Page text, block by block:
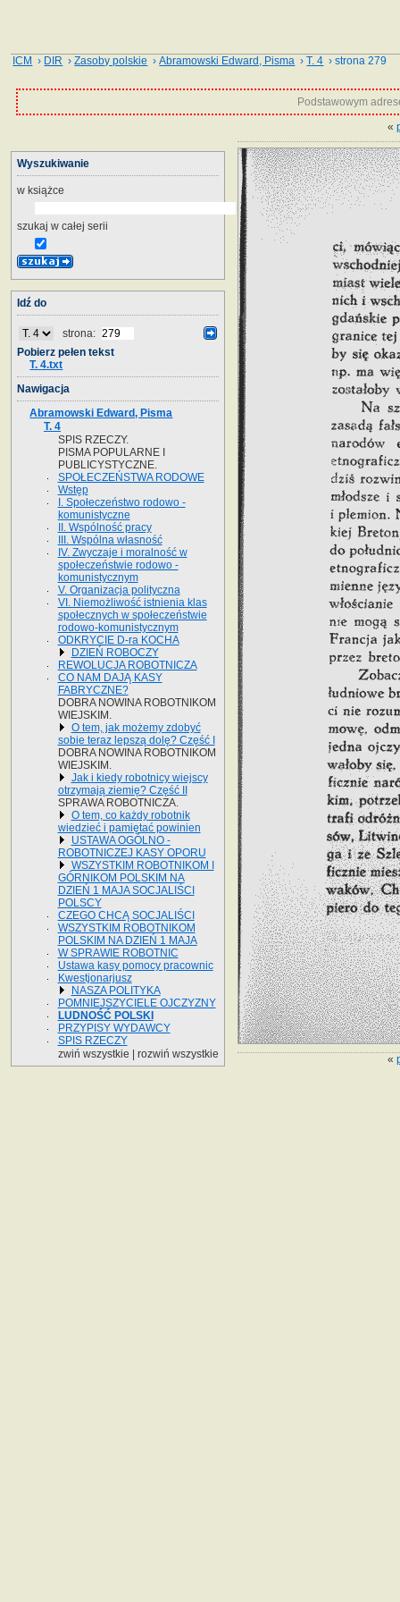
ICM › DIR ›Zasoby polskie ›Abramowski Edward, Pisma ›T. 4 › strona 279
Podstawowym
«
«
Wyszukiwanie
w książce
szukaj w całej serii
Idź do
strona:
Pobierz pełen tekst
T. 4.txt
Nawigacja
Abramowski Edward, Pisma
T. 4
SPIS RZECZY.
PISMA POPULARNE I
PUBLICYSTYCZNE.
SPOŁECZEŃSTWA RODOWE
Wstęp
I. Społeczeństwo rodowo -
komunistyczne
II. Wspólność pracy
III. Wspólna własność
IV. Zwyczaje i moralność w
społeczeństwie rodowo -
komunistycznym
V. Organizacja polityczna
VI. Niemożliwość istnienia klas
społecznych w społeczeństwie
rodowo-komunistycznym
ODKRYCIE D-ra KOCHA
DZIEŃ ROBOCZY
REWOLUCJA ROBOTNICZA
CO NAM DAJĄ KASY
FABRYCZNE?
DOBRA NOWINA ROBOTNIKOM
WIEJSKIM.
O tem, jak możemy zdobyć
sobie teraz lepszą dolę? Część I
DOBRA NOWINA ROBOTNIKOM
WIEJSKIM.
Jak i kiedy robotnicy wiejscy
otrzymają ziemię? Część II
SPRAWA ROBOTNICZA.
O tem, co każdy robotnik
wiedzieć i pamiętać powinien
USTAWA OGÓLNO -
ROBOTNICZEJ KASY OPORU
WSZYSTKIM ROBOTNIKOM I
GÓRNIKOM POLSKIM NA
DZIEŃ 1 MAJA SOCJALIŚCI
POLSCY
CZEGO CHCĄ SOCJALIŚCI
WSZYSTKIM ROBOTNIKOM
POLSKIM NA DZIEŃ 1 MAJA
W SPRAWIE ROBOTNIC
Ustawa kasy pomocy pracownic
Kwestjonarjusz
NASZA POLITYKA
POMNIEJSZYCIELE OJCZYZNY
LUDNOŚĆ POLSKI
PRZYPISY WYDAWCY
SPIS RZECZY
zwiń wszystkie
rozwiń wszystkie